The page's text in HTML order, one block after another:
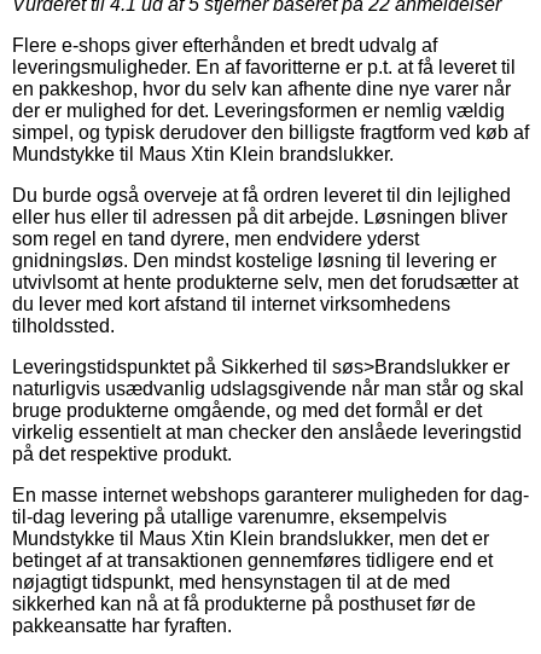
Flere e-shops giver efterhånden et bredt udvalg af
leveringsmuligheder. En af favoritterne er p.t. at få leveret til
en pakkeshop, hvor du selv kan afhente dine nye varer når
der er mulighed for det. Leveringsformen er nemlig vældig
simpel, og typisk derudover den billigste fragtform ved køb af
Mundstykke til Maus Xtin Klein brandslukker.
Du burde også overveje at få ordren leveret til din lejlighed
eller hus eller til adressen på dit arbejde. Løsningen bliver
som regel en tand dyrere, men endvidere yderst
gnidningsløs. Den mindst kostelige løsning til levering er
utvivlsomt at hente produkterne selv, men det forudsætter at
du lever med kort afstand til internet virksomhedens
tilholdssted.
Leveringstidspunktet på Sikkerhed til søs>Brandslukker er
naturligvis usædvanlig udslagsgivende når man står og skal
bruge produkterne omgående, og med det formål er det
virkelig essentielt at man checker den anslåede leveringstid
på det respektive produkt.
En masse internet webshops garanterer muligheden for dag-
til-dag levering på utallige varenumre, eksempelvis
Mundstykke til Maus Xtin Klein brandslukker, men det er
betinget af at transaktionen gennemføres tidligere end et
nøjagtigt tidspunkt, med hensynstagen til at de med
sikkerhed kan nå at få produkterne på posthuset før de
pakkeansatte har fyraften.